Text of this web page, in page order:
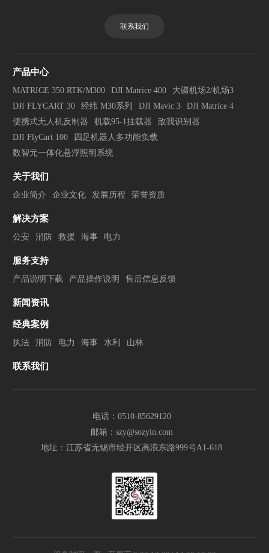
联系我们
产品中心
MATRICE 350 RTK/M300 DJI Matrice 400
大疆机场2/机场3
DJI FLYCART 30
经纬 M30系列 DJI Mavic 3
DJI Matrice 4
便携式无人机反制器
机载95-1挂载器
敌我识别器
DJI FlyCart 100
四足机器人多功能负载
数智元一体化悬浮照明系统
关于我们
企业简介 企业文化 发展历程 荣誉资质
解决方案
公安 消防 救援 海事 电力
服务支持
产品说明下载 产品操作说明 售后信息反馈
新闻资讯
经典案例
执法 消防 电力 海事 水利 山林
联系我们
电话：0510-85629120
邮箱：szy@sozyin.com
地址：江苏省无锡市经开区高浪东路999号A1-618